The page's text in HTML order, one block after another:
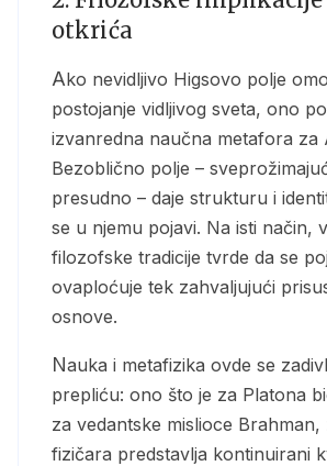
otkrića
Ako nevidljivo Higsovo polje omogućuje
postojanje vidljivog sveta, ono
izvanredna naučna metafora za
Bezoblično polje –
presudno – daje strukturu i
se u njemu pojavi. Na isti način,
filozofske tradicije tvrde da se
ovaploćuje tek zahvaljujući
osnove.
Nauka i metafizika ovde se zadivljujuće
prepliću: ono što je za Platona
za vedantske mislioce
fizičara predstavlja kontinuirani